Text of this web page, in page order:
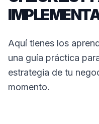
Aquí tienes los
una guía práctica
estrategia de tu
momento.